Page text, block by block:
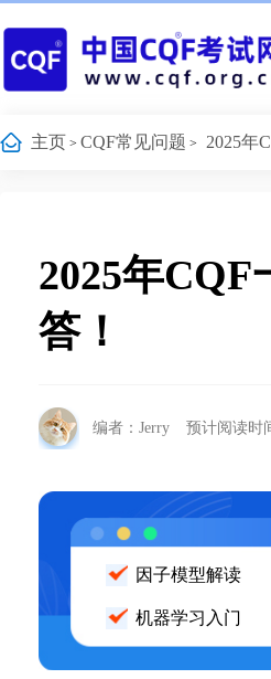
主页 > CQF常见问题 > 2025年
2025年
答！
编者：Jerry 预计阅读时
因子模型解读
机器学习入门